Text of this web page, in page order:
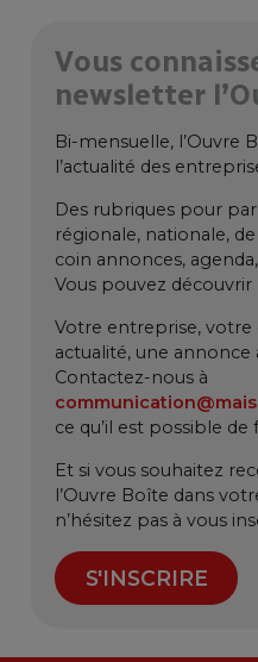
Vous
newsletter
Bi-mensuelle, l’Ouvre
l’actualité des
Des rubriques pour
régionale, nationale,
coin annonces,
Vous pouvez
Votre entreprise, votre
actualité, une annonce
Contactez-nous à
ce qu’il est possible de
Et si vous souhaitez
l’Ouvre Boîte dans
n’hésitez pas à vous
S'INSCRIRE